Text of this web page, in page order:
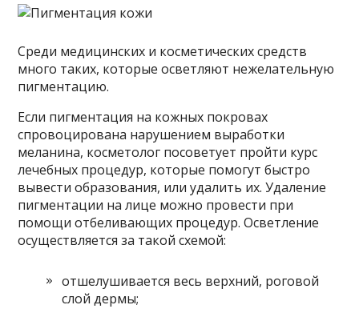
Среди медицинских и косметических средств
много таких, которые осветляют нежелательную
пигментацию.
Если пигментация на кожных покровах
спровоцирована нарушением выработки
меланина, косметолог посоветует пройти курс
лечебных процедур, которые помогут быстро
вывести образования, или удалить их. Удаление
пигментации на лице можно провести при
помощи отбеливающих процедур. Осветление
осуществляется за такой схемой:
отшелушивается весь верхний, роговой
слой дермы;